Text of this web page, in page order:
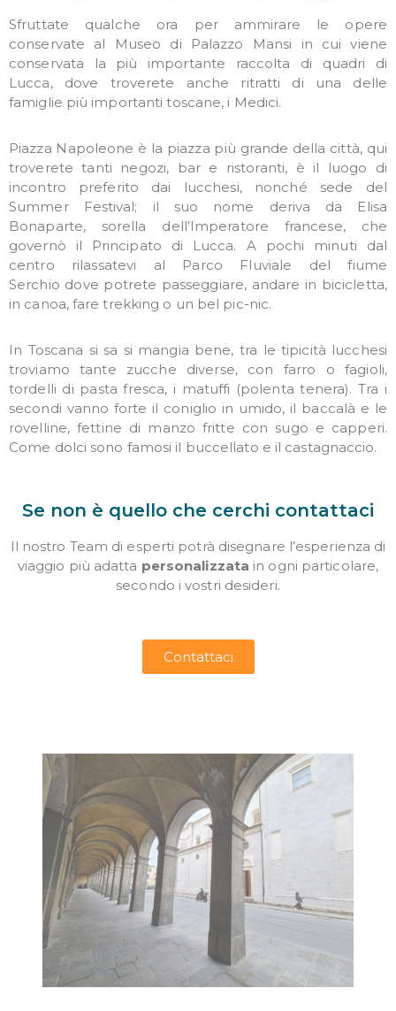
Sfruttate qualche ora per ammirare le opere
conservate al Museo di Palazzo Mansi in cui viene
conservata la più importante raccolta di quadri di
Lucca, dove troverete anche ritratti di una delle
famiglie più importanti toscane, i Medici.
Piazza Napoleone è la piazza più grande della città, qui
troverete tanti negozi, bar e ristoranti, è il luogo di
incontro preferito dai lucchesi, nonché sede del
Summer Festival; il suo nome deriva da Elisa
Bonaparte, sorella dell’Imperatore francese, che
governò il Principato di Lucca. A pochi minuti dal
centro rilassatevi al Parco Fluviale del fiume
Serchio dove potrete passeggiare, andare in bicicletta,
in canoa, fare trekking o un bel pic-nic.
In Toscana si sa si mangia bene, tra le tipicità lucchesi
troviamo tante zucche diverse, con farro o fagioli,
tordelli di pasta fresca, i matuffi (polenta tenera). Tra i
secondi vanno forte il coniglio in umido, il baccalà e le
rovelline, fettine di manzo fritte con sugo e capperi.
Come dolci sono famosi il buccellato e il castagnaccio.
Se non è quello che cerchi contattaci
Il nostro Team di esperti potrà disegnare l’esperienza di
viaggio più adatta personalizzata in ogni particolare,
secondo i vostri desideri.
Contattaci